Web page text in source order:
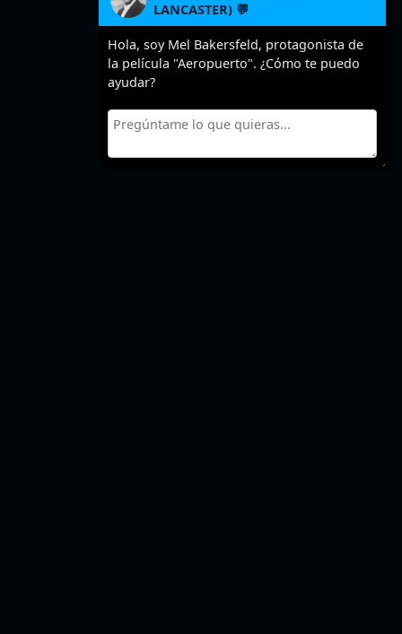
LANCASTER) 💬
Hola, soy Mel Bakersfeld, protagonista de
la película "Aeropuerto". ¿Cómo te puedo
ayudar?